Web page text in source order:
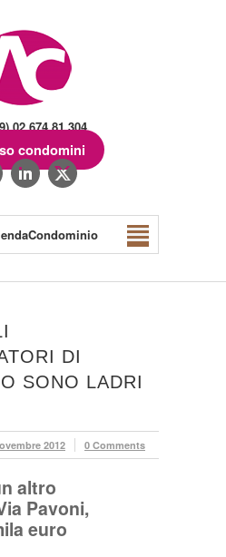
02.674.81.304
condomini
DI
SONO LADRI
2012 0 Comments
altro
Pavoni,
euro